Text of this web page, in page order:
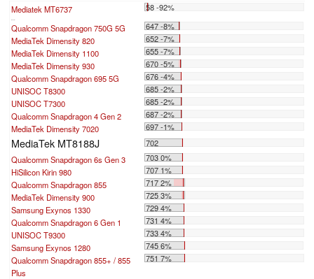
Mediatek MT6737 58 -92%
Qualcomm Snapdragon 750G 5G
647 -8%
MediaTek Dimensity 820
652 -7%
MediaTek Dimensity 1100
655 -7%
MediaTek Dimensity 930
670 -5%
Qualcomm Snapdragon 695 5G
676 -4%
UNISOC T8300
685 -2%
UNISOC T7300
685 -2%
Qualcomm Snapdragon 4 Gen 2
687 -2%
MediaTek Dimensity 7020
697 -1%
MediaTek MT8188J
702
Qualcomm Snapdragon 6s Gen 3
703 0%
HiSilicon Kirin 980
707 1%
Qualcomm Snapdragon 855
717 2%
MediaTek Dimensity 900
725 3%
Samsung Exynos 1330
729 4%
Qualcomm Snapdragon 6 Gen 1
731 4%
UNISOC T9300
733 4%
Samsung Exynos 1280
745 6%
Qualcomm Snapdragon 855+ / 855
Plus
751 7%